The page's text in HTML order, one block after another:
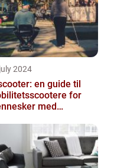
2024
en guide til
for
med